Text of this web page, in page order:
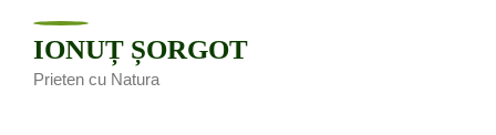
IONUȚ ȘORGOT
Prieten cu Natura